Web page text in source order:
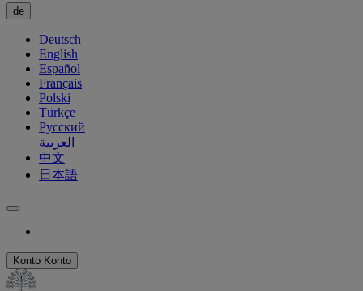
de
Deutsch
English
Español
Français
Polski
Türkçe
Русский
العربية
中文
日本語
Konto Konto